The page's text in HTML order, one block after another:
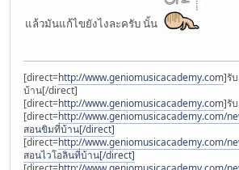
แล้วมันแก้ไขยังไงละครับ นั้น
[direct=http://www.geniomusicacademy.com]รั
บ้าน[/direct]
[direct=http://www.geniomusicacademy.com]รั
[direct=http://www.geniomusicacademy.com/
สอนขิมที่บ้าน[/direct]
[direct=http://www.geniomusicacademy.com/
สอนไวโอลินที่บ้าน[/direct]